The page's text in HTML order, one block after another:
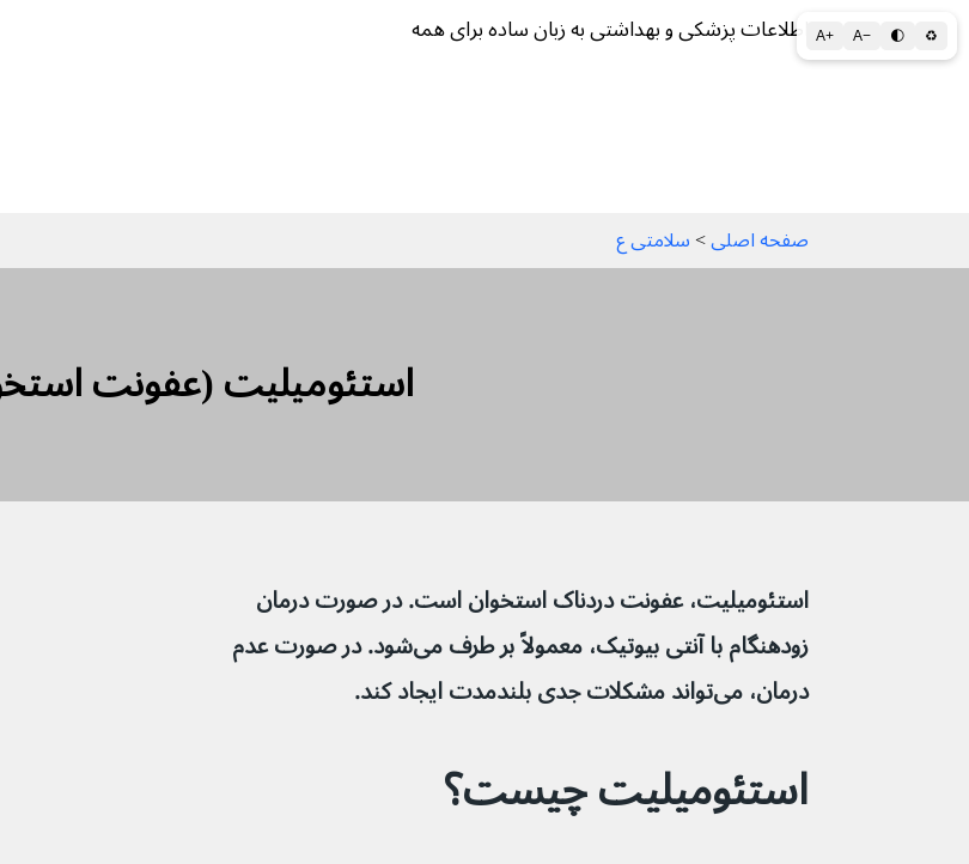
A+ A− 🌓 ♻ اطلاعات پزشکی و بهداشتی به زبان ساده برای همه
استئومیلیت (عفونت
صفحه اصلی > سلامتی ع
استئومیلیت، عفونت دردناک استخوان است. در صورت درمان
زودهنگام با آنتی بیوتیک، معمولاً بر طرف می‌شود. در صورت عدم
درمان، می‌تواند مشکلات جدی بلندمدت ایجاد کند.
استئومیلیت چیست؟